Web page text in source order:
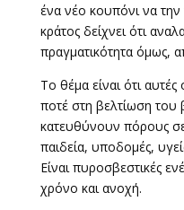
ένα νέο κουπόνι να την
κράτος δείχνει ότι
πραγματικότητα όμως,
Το θέμα είναι ότι
ποτέ στη βελτίωση του
κατευθύνουν πόρους
παιδεία, υποδομές,
Είναι πυροσβεστικές
χρόνο και ανοχή.